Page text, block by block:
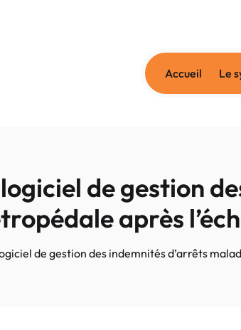
Accueil Le
de gestion
après
de gestion des indemnités d’arrêts